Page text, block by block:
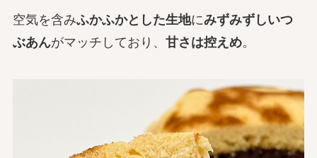
空気を含みふかふかとした生地にみずみずしいつ
ぶあんがマッチしており、 甘さは控えめ。